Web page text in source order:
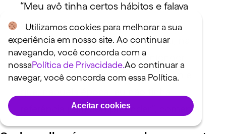
“Meu avô tinha certos hábitos e falava
sobre coisas que eu não alcançava.
Coisas que ele viveu onde nasceu, na
Espanha. A viagem foi para entender
tudo o que meu avô falava para mim e
referência para compreender”, comenta.
Utilizamos cookies para melhorar a sua
experiência em nosso site. Ao continuar
navegando, você concorda com a
nossaPolítica de Privacidade.Ao continuar a
navegar, você concorda com essa Política.
Aceitar cookies